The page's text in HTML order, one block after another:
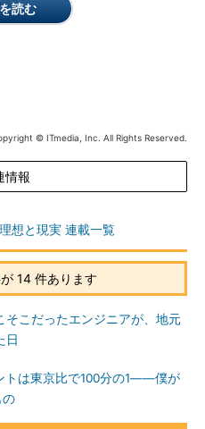
活レベルは問題ない。受託開
。そこで、東京支店に秒速で面
ーで
読む
© ITmedia, Inc. All Rights Reserved.
情報
想と現実 連載一覧
14 件あります
そこだったエンジニアが、地元
日
トは東京比で100分の1――僕が
の